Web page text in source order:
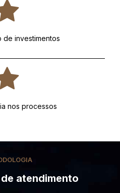
de investimentos
nos processos
atendimento